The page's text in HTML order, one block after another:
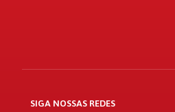
SIGA NOSSAS REDES